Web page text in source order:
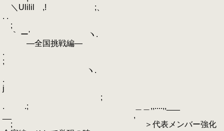
＼Ulilil ,! ;、
. .
;
｀ ー' ヽ.
―全国挑戦編―
.
;
ヽ.
.
j
;
. .; ＿＿,,....,,___
__ ,
; ＞代表メンバー強化